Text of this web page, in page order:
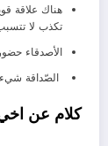
هناك علاقة
تكذب لا
الأصدقاء
الصّداقة
كلام عن